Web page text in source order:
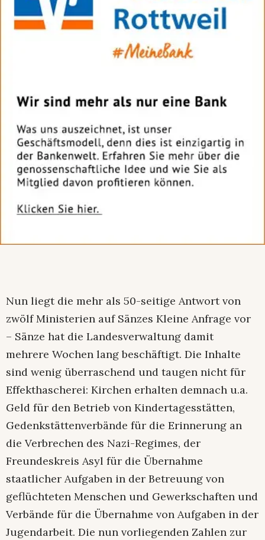
Nun liegt die mehr als 50-seitige Antwort von
zwölf Ministerien auf Sänzes Kleine Anfrage vor
– Sänze hat die Landesverwaltung damit
mehrere Wochen lang beschäftigt. Die Inhalte
sind wenig überraschend und taugen nicht für
Effekthascherei: Kirchen erhalten demnach u.a.
Geld für den Betrieb von Kindertagesstätten,
Gedenkstättenverbände für die Erinnerung an
die Verbrechen des Nazi-Regimes, der
Freundeskreis Asyl für die Übernahme
staatlicher Aufgaben in der Betreuung von
geflüchteten Menschen und Gewerkschaften und
Verbände für die Übernahme von Aufgaben in der
Jugendarbeit. Die nun vorliegenden Zahlen zur